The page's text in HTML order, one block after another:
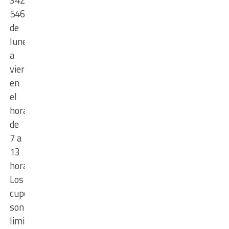
5462862,
de
lunes
a
viernes
en
el
horario
de
7 a
13
horas.
Los
cupos
son
limitados.